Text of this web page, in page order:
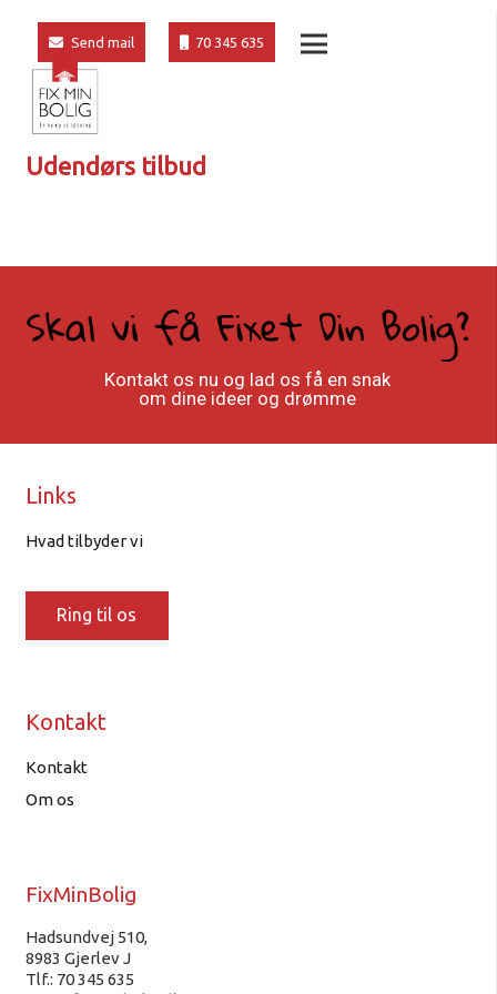
Send mail 70 345 635
Udendørs tilbud
Kontakt os nu og lad os få en snak
om dine ideer og drømme
Links
Hvad tilbyder vi
Ring til os
Kontakt
Kontakt
Om os
FixMinBolig
Hadsundvej 510,
8983 Gjerlev J
Tlf.: 70 345 635